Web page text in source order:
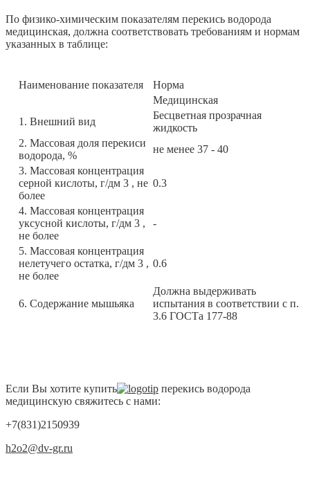
По физико-химическим показателям перекись водорода
медицинская, должна соответствовать требованиям и нормам
указанных в таблице:
Наименование показателя
Норма
Медицинская
1. Внешний вид
Бесцветная прозрачная
жидкость
2. Массовая доля перекиси
водорода, %
не менее 37 - 40
3. Массовая концентрация
серной кислоты, г/дм 3 , не
более
0.3
4. Массовая концентрация
уксусной кислоты, г/дм 3 ,
не более
-
5. Массовая концентрация
нелетучего остатка, г/дм 3 ,
не более
0.6
6. Содержание мышьяка
Должна выдерживать
испытания в соответствии с п.
3.6 ГОСТа 177-88
Если Вы хотите купить
перекись водорода
медицинскую свяжитесь с нами:
+7(831)2150939
h2o2@dv-gr.ru